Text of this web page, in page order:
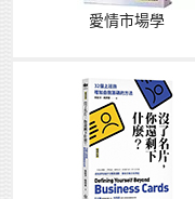
愛情市場學